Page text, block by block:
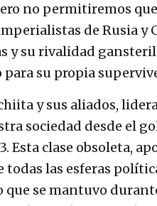
no permitiremos
de Rusia
y su rivalidad
su propia
y sus aliados,
sociedad desde el
Esta clase obsoleta,
las esferas
se mantuvo